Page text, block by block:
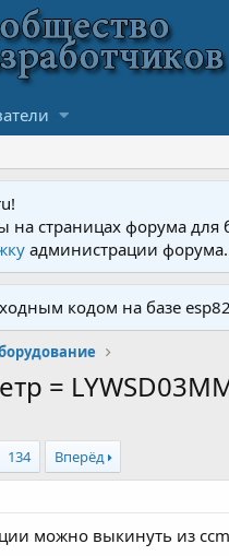
страницах форума для
администрации форума.
кодом на базе
=
134 Вперёд
можно выкинуть из